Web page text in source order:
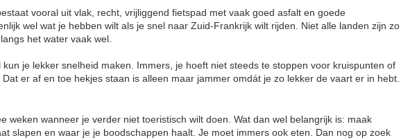
vooral uit vlak, recht, vrijliggend fietspad met vaak goed asfalt en goede
wel wat je hebben wilt als je snel naar Zuid-Frankrijk wilt rijden. Niet alle landen zijn zo
het water vaak wel.
je lekker snelheid maken. Immers, je hoeft niet steeds te stoppen voor kruispunten of
er af en toe hekjes staan is alleen maar jammer omdát je zo lekker de vaart er in hebt.
weken wanneer je verder niet toeristisch wilt doen. Wat dan wel belangrijk is: maak
slapen en waar je je boodschappen haalt. Je moet immers ook eten. Dan nog op zoek